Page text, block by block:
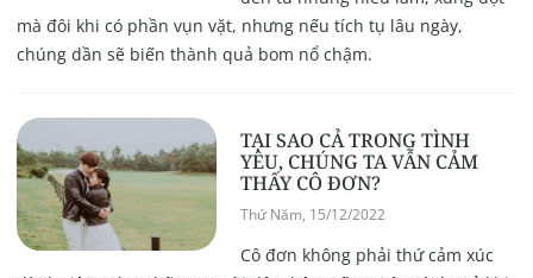
mà đôi khi có phần vụn vặt, nhưng nếu tích tụ lâu ngày,
chúng dần sẽ biến thành quả bom nổ chậm.
TẠI SAO CẢ TRONG TÌNH
YÊU, CHÚNG TA VẪN CẢM
THẤY CÔ ĐƠN?
Thứ Năm, 15/12/2022
Cô đơn không phải thứ cảm xúc